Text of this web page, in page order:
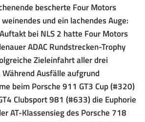
bescherte Four Motors
und ein lachendes Auge:
bei NLS 2 hatte Four Motors
ADAC Rundstrecken-Trophy
Zieleinfahrt aller drei
Ausfälle aufgrund
beim Porsche 911 GT3 Cup (#320)
Clubsport 981 (#633) die Euphorie
AT-Klassensieg des Porsche 718